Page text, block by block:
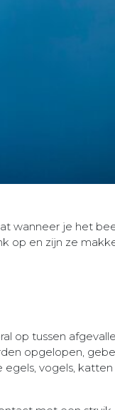
wanneer je het
op en zijn ze
op tussen
opgelopen,
vogels,